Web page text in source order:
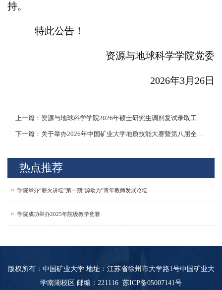
持。
特此公告！
资源与地球科学学院党委
2026年3月26日
上一篇：资源与地球科学学院2026年硕士研究生调剂复试录取工作实施细则
下一篇：关于举办2026年中国矿业大学地质技能大赛暨第八届全国大学生地质技能竞赛选拔赛的通知
热点推荐
学院举办“薪火讲坛”第一期“源动力”青年教师发展论坛
学院成功举办2025年院级教学竞赛
版权所有：中国矿业大学 地址：江苏省徐州市大学路1号中国矿业大
学南湖校区 邮编：221116 苏ICP备05007141号